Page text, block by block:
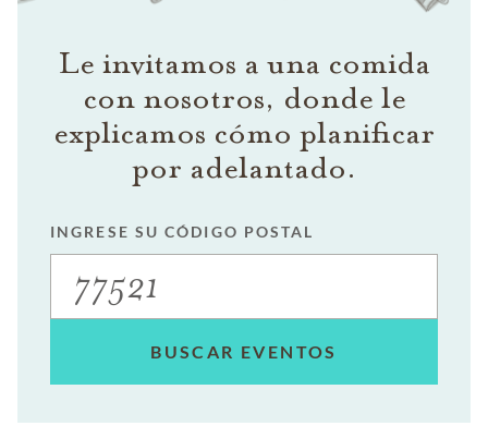
Le invitamos a una comida
con nosotros, donde le
explicamos cómo planificar
por adelantado.
INGRESE SU CÓDIGO POSTAL
BUSCAR EVENTOS